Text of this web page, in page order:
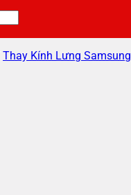
Thay Kính Lưng Samsung